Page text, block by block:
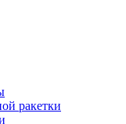
ракетки